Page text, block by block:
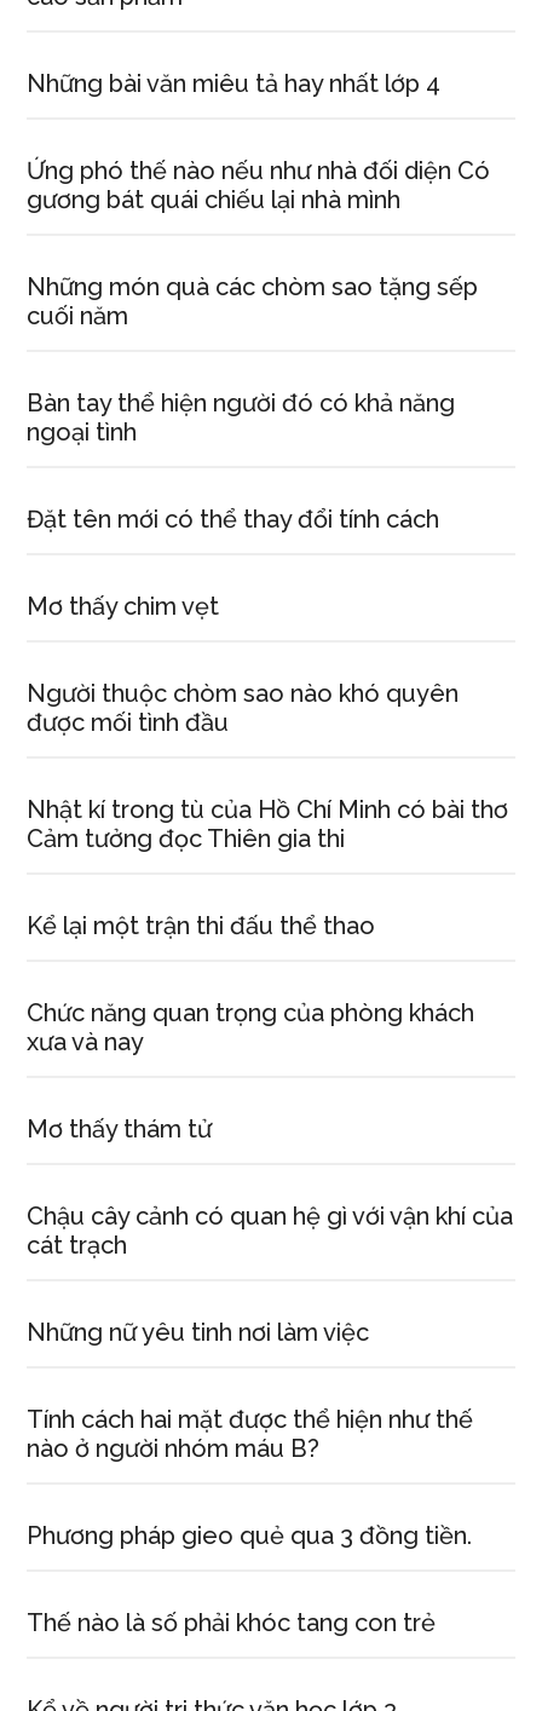
Những bài văn miêu tả hay nhất lớp 4
Ứng phó thế nào nếu như nhà đối diện Có
gương bát quái chiếu lại nhà mình
Những món quà các chòm sao tặng sếp
cuối năm
Bàn tay thể hiện người đó có khả năng
ngoại tình
Đặt tên mới có thể thay đổi tính cách
Mơ thấy chim vẹt
Người thuộc chòm sao nào khó quyên
được mối tình đầu
Nhật kí trong tù của Hồ Chí Minh có bài thơ
Cảm tưởng đọc Thiên gia thi
Kể lại một trận thi đấu thể thao
Chức năng quan trọng của phòng khách
xưa và nay
Mơ thấy thám tử
Chậu cây cảnh có quan hệ gì với vận khí của
cát trạch
Những nữ yêu tinh nơi làm việc
Tính cách hai mặt được thể hiện như thế
nào ở người nhóm máu B?
Phương pháp gieo quẻ qua 3 đồng tiền.
Thế nào là số phải khóc tang con trẻ